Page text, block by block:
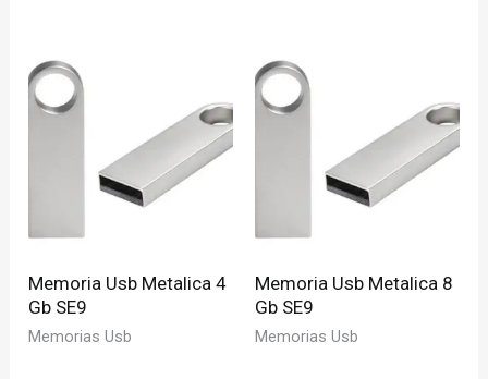
Memoria Usb Metalica 4
Gb SE9
Memorias Usb
Memoria Usb Metalica 8
Gb SE9
Memorias Usb